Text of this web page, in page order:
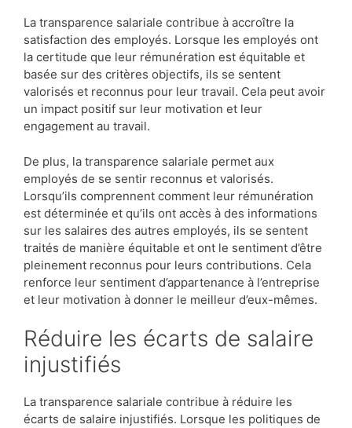
La transparence salariale contribue à accroître la
satisfaction des employés. Lorsque les employés ont
la certitude que leur rémunération est équitable et
basée sur des critères objectifs, ils se sentent
valorisés et reconnus pour leur travail. Cela peut avoir
un impact positif sur leur motivation et leur
engagement au travail.
De plus, la transparence salariale permet aux
employés de se sentir reconnus et valorisés.
Lorsqu’ils comprennent comment leur rémunération
est déterminée et qu’ils ont accès à des informations
sur les salaires des autres employés, ils se sentent
traités de manière équitable et ont le sentiment d’être
pleinement reconnus pour leurs contributions. Cela
renforce leur sentiment d’appartenance à l’entreprise
et leur motivation à donner le meilleur d’eux-mêmes.
Réduire les écarts de salaire
injustifiés
La transparence salariale contribue à réduire les
écarts de salaire injustifiés. Lorsque les politiques de